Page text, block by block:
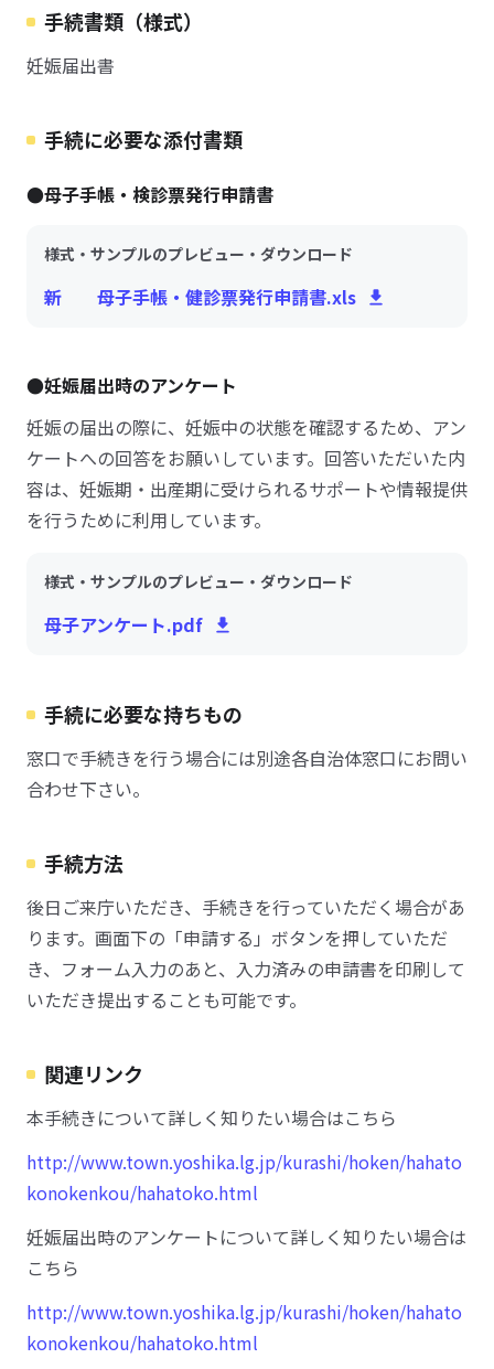
手続書類（様式）
妊娠届出書
手続に必要な添付書類
●母子手帳・検診票発行申請書
様式・サンプルのプレビュー・ダウンロード
新 母子手帳・健診票発行申請書.xls
●妊娠届出時のアンケート
妊娠の届出の際に、妊娠中の状態を確認するため、アン
ケートへの回答をお願いしています。回答いただいた内
容は、妊娠期・出産期に受けられるサポートや情報提供
を行うために利用しています。
様式・サンプルのプレビュー・ダウンロード
母子アンケート.pdf
手続に必要な持ちもの
窓口で手続きを行う場合には別途各自治体窓口にお問い
合わせ下さい。
手続方法
後日ご来庁いただき、手続きを行っていただく場合があ
ります。画面下の「申請する」ボタンを押していただ
き、フォーム入力のあと、入力済みの申請書を印刷して
いただき提出することも可能です。
関連リンク
本手続きについて詳しく知りたい場合はこちら
http://www.town.yoshika.lg.jp/kurashi/hoken/hahato
konokenkou/hahatoko.html
妊娠届出時のアンケートについて詳しく知りたい場合は
こちら
http://www.town.yoshika.lg.jp/kurashi/hoken/hahato
konokenkou/hahatoko.html